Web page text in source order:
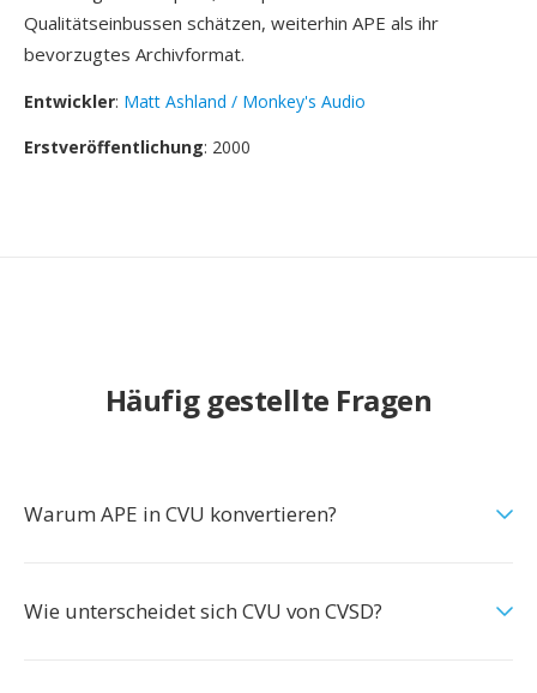
Qualitätseinbussen schätzen, weiterhin APE als ihr
bevorzugtes Archivformat.
Entwickler: Matt Ashland / Monkey's Audio
Erstveröffentlichung: 2000
Häufig gestellte Fragen
Warum APE in CVU konvertieren?
Wie unterscheidet sich CVU von CVSD?